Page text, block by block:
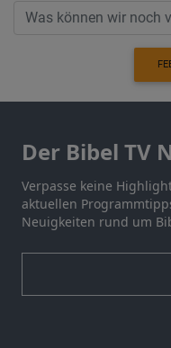
Der Bibel TV
Verpasse keine
aktuellen
Neuigkeiten rund um